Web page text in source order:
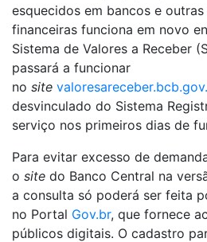
esquecidos em bancos e
financeiras funciona em novo
Sistema de Valores a Receber
passará a funcionar
no site
desvinculado do Sistema
serviço nos primeiros dias de
Para evitar excesso de
o site do Banco Central na
a consulta só poderá ser feita
no Portal Gov.br, que fornece
públicos digitais. O cadastro